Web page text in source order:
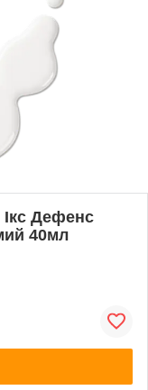
Дефенс
40мл